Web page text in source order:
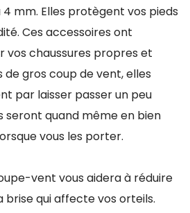
4 mm. Elles protègent vos pieds
Ces accessoires ont
vos chaussures propres et
de gros coup de vent, elles
par laisser passer un peu
seront quand même en bien
vous les porter.
vent vous aidera à réduire
qui affecte vos orteils.